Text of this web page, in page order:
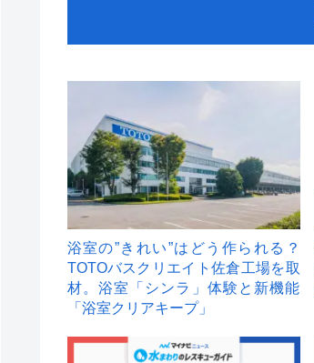
浴室の”きれい”はどう作られる？
TOTOバスクリエイト佐倉工場を取
材。浴室「シンラ」体験と新機能
「浴室クリアキープ」